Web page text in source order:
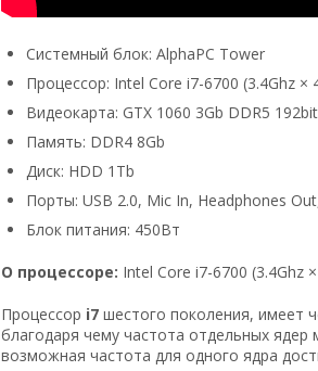
Системный блок: AlphaPC Tower
Процессор: Intel Core i7-6700 (3.4Ghz ×
Видеокарта: GTX 1060 3Gb DDR5 192bit
Память: DDR4 8Gb
Диск: HDD 1Tb
Порты: USB 2.0, Mic In, Headphones
Блок питания: 450Вт
О процессоре: Intel Core i7-6700 (3.4Ghz
Процессор i7шестого поколения, имеет
благодаря чему частота отдельных
возможная частота для одного ядра